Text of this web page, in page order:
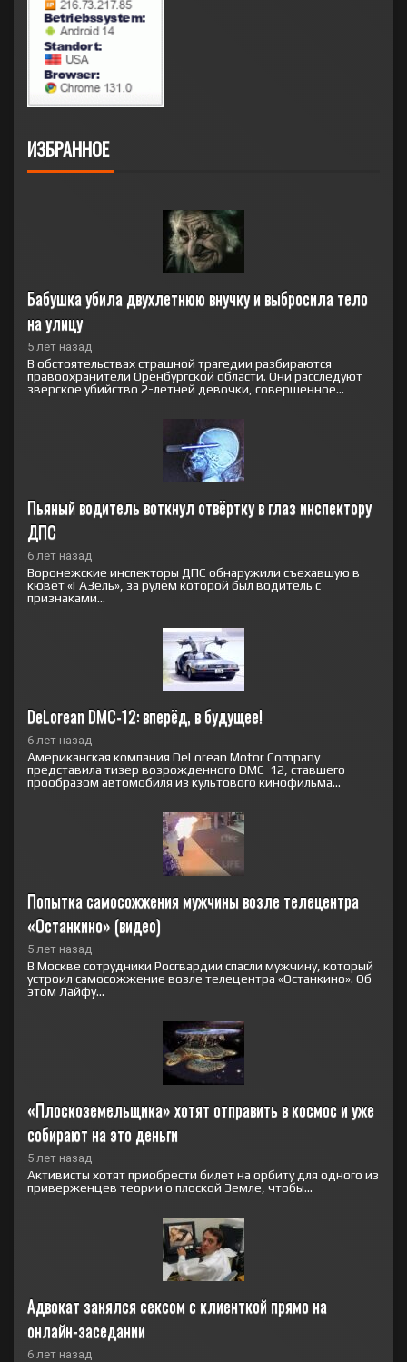
ИЗБРАННОЕ
Бабушка убила двухлетнюю внучку и выбросила тело
на улицу
5 лет назад
В обстоятельствах страшной трагедии разбираются
правоохранители Оренбургской области. Они расследуют
зверское убийство 2-летней девочки, совершенное...
Пьяный водитель воткнул отвёртку в глаз инспектору
ДПС
6 лет назад
Воронежские инспекторы ДПС обнаружили съехавшую в
кювет «ГАЗель», за рулём которой был водитель с
признаками...
DeLorean DMC-12: вперёд, в будущее!
6 лет назад
Американская компания DeLorean Motor Company
представила тизер возрожденного DMC-12, ставшего
прообразом автомобиля из культового кинофильма...
Попытка самосожжения мужчины возле телецентра
«Останкино» (видео)
5 лет назад
В Москве сотрудники Росгвардии спасли мужчину, который
устроил самосожжение возле телецентра «Останкино». Об
этом Лайфу...
«Плоскоземельщика» хотят отправить в космос и уже
собирают на это деньги
5 лет назад
Активисты хотят приобрести билет на орбиту для одного из
приверженцев теории о плоской Земле, чтобы...
Адвокат занялся сексом с клиенткой прямо на
онлайн-заседании
6 лет назад